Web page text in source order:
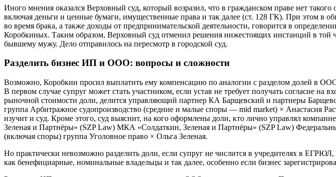
Иного мнения оказался Верховный суд, который возразил, что в гражданском праве нет
включая деньги и ценные бумаги, имущественные права и так далее (ст. 128 ГК). При этом в
во время брака, а также доходы от предпринимательской деятельности, говорится в
Коробкиных. Таким образом, Верховный суд отменил решения нижестоящих инстанций в той
бывшему мужу. Дело отправилось на пересмотр в городской суд.
Разделить бизнес ИП и ООО: вопросы и сложности
Возможно, Коробкин просил выплатить ему компенсацию по аналогии с разделом долей в
В первом случае супруг может стать участником, если устав не требует получать согласие
рыночной стоимости доли, делится управляющий партнер КА Барщевский и партнеры
группа Арбитражное судопроизводство (средние и малые споры — mid market) × Анастасия
изучит и суд. Кроме этого, суд выяснит, на кого оформлены доли, кто лично управлял
Зеленая и Партнёры» (SZP Law) МКА «Солдаткин, Зеленая и Партнёры» (SZP Law)
(включая споры) группа Уголовное право × Ольга Зеленая.
Но практически невозможно разделить доли, если супруг не числится в учредителях в
как бенефициарные, номинальные владельцы и так далее, особенно если бизнес